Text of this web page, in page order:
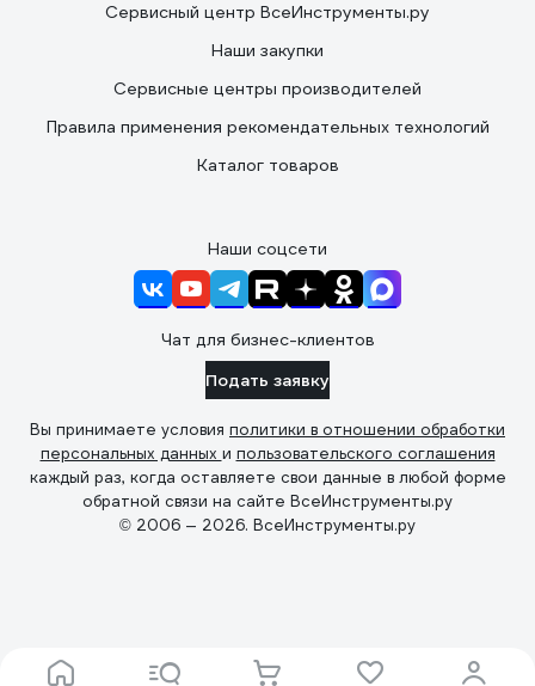
Сервисный центр ВсеИнструменты.ру
Наши закупки
Сервисные центры производителей
Правила применения рекомендательных технологий
Каталог товаров
Наши соцсети
Чат для бизнес-клиентов
Подать заявку
Вы принимаете условия политики в отношении обработки
персональных данных и пользовательского соглашения
каждый раз, когда оставляете свои данные в любой форме
обратной связи на сайте ВсеИнструменты.ру
© 2006 — 2026. ВсеИнструменты.ру